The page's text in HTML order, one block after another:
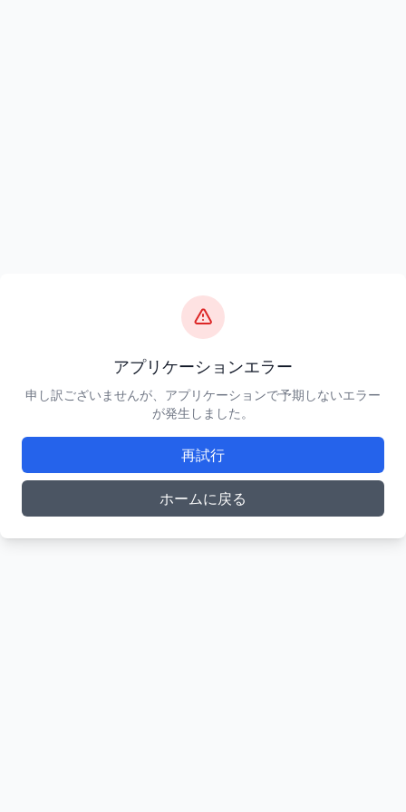
アプリケーションエラー
申し訳ございませんが、アプリケーションで予期しないエラー
が発生しました。
再試行
ホームに戻る